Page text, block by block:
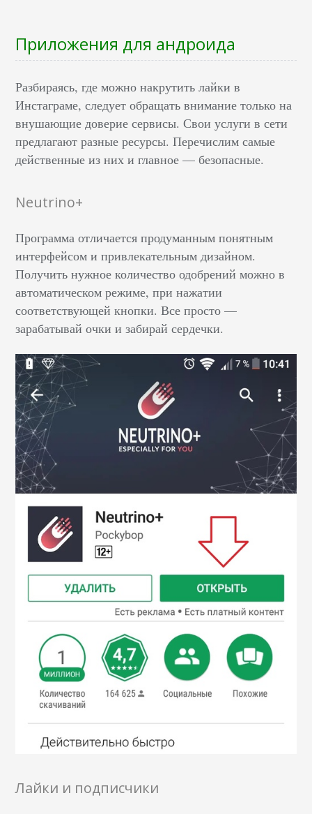
Приложения для андроида
Разбираясь, где можно накрутить лайки в
Инстаграме, следует обращать внимание только на
внушающие доверие сервисы. Свои услуги в сети
предлагают разные ресурсы. Перечислим самые
действенные из них и главное — безопасные.
Neutrino+
Программа отличается продуманным понятным
интерфейсом и привлекательным дизайном.
Получить нужное количество одобрений можно в
автоматическом режиме, при нажатии
соответствующей кнопки. Все просто —
зарабатывай очки и забирай сердечки.
Лайки и подписчики